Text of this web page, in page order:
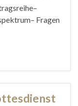
Fragen